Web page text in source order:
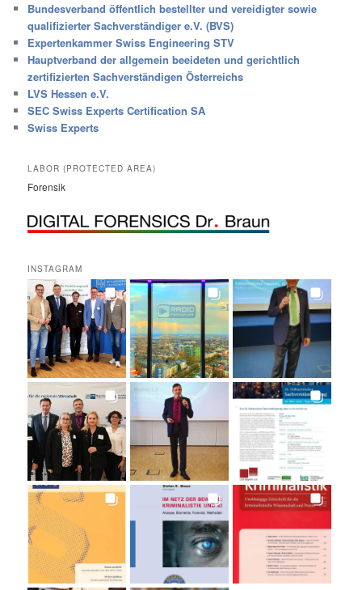
Bundesverband öffentlich bestellter und vereidigter sowie
qualifizierter Sachverständiger e.V. (BVS)
Expertenkammer Swiss Engineering STV
Hauptverband der allgemein beeideten und gerichtlich
zertifizierten Sachverständigen Österreichs
LVS Hessen e.V.
SEC Swiss Experts Certification SA
Swiss Experts
LABOR (PROTECTED AREA)
Forensik
INSTAGRAM